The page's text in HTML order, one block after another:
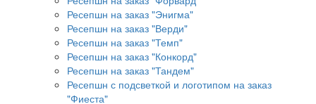
Ресепшн на заказ "Энигма"
Ресепшн на заказ "Верди"
Ресепшн на заказ "Темп"
Ресепшн на заказ "Конкорд"
Ресепшн на заказ "Тандем"
Ресепшн с подсветкой и логотипом на заказ
"Фиеста"